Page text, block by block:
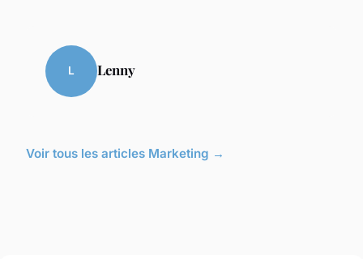
L Lenny
Voir tous les articles Marketing →